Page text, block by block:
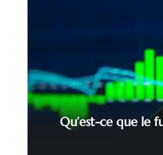
Qu’est-ce que le